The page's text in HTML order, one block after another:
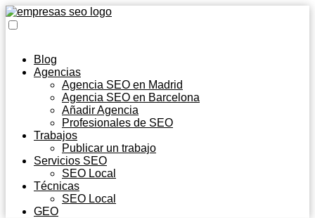
Blog
Agencias
Agencia SEO en Madrid
Agencia SEO en Barcelona
Añadir Agencia
Profesionales de SEO
Trabajos
Publicar un trabajo
Servicios SEO
SEO Local
Técnicas
SEO Local
GEO